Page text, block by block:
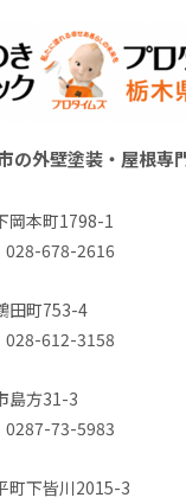
の外壁塗装・屋根専
岡本町1798-1
678-2616
田町753-4
612-3158
島方31-3
73-5983
町下皆川2015-3